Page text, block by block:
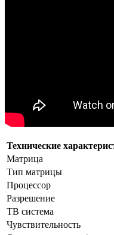
Технические
Матрица
Тип матрицы
Процессор
Разрешение
ТВ система
Чувствительность